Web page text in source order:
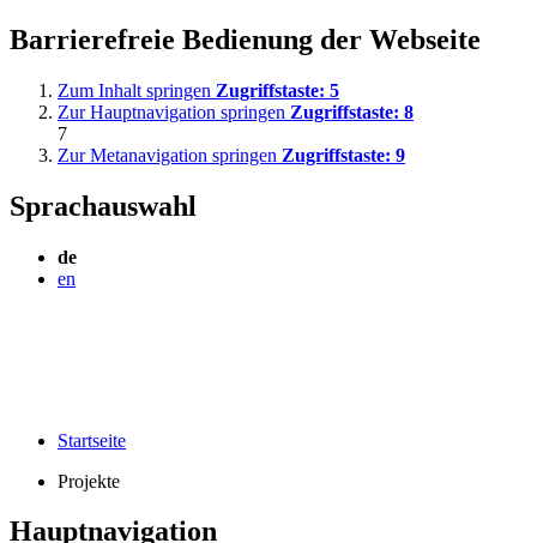
Barrierefreie Bedienung der Webseite
Zum Inhalt springen Zugriffstaste: 5
Zur Hauptnavigation springen Zugriffstaste: 8
7
Zur Metanavigation springen Zugriffstaste: 9
Sprachauswahl
de
en
Startseite
Projekte
Hauptnavigation